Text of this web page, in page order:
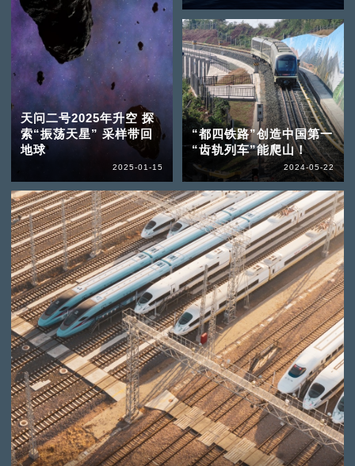
天问二号2025年升空 探
索“振荡天星” 采样带回
地球
2025-01-15
“都四铁路”创造中国第一
“齿轨列车”能爬山！
2024-05-22